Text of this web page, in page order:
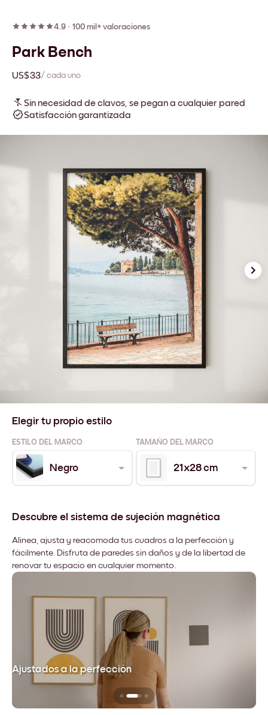
4.9 · 100 mil+ valoraciones
Park Bench
US$33/ cada uno
Sin necesidad de clavos, se pegan a cualquier pared
Satisfacción garantizada
Elegir tu propio estilo
ESTILO DEL MARCO TAMAÑO DEL MARCO
Negro 21x28 cm
Descubre el sistema de sujeción magnética
Alinea, ajusta y reacomoda tus cuadros a la perfección y
fácilmente. Disfruta de paredes sin daños y de la libertad de
renovar tu espacio en cualquier momento.
Ajustados a la perfección